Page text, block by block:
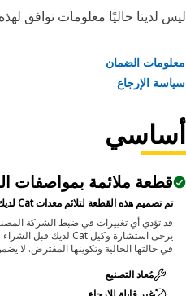
to surrounding surfaces
to dislodge tightly
and bolts greater than 1-
up to 2 inch (50.8 mm)
during maintenance and
pins and bolts are fitted
to the pin or bolt to
لدينا حاليًا معلومات توافق لهذه
الضمان
الإرجاع
قطعة ملائمة بمواصفات
تم تصميم هذه القطعة لتلائم معدات Cat لديك بناءً على مواصفات الشركة المصنعة.
في حالتها الحالية وتكوينها المفترض. لا
مُعاد التصنيع